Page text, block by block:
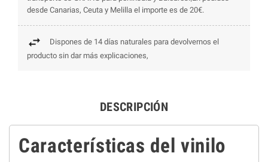
desde Canarias, Ceuta y Melilla el importe es de 20€.
Dispones de 14 días naturales para devolvernos el
producto sin dar más explicaciones,
DESCRIPCIÓN
Características del vinilo